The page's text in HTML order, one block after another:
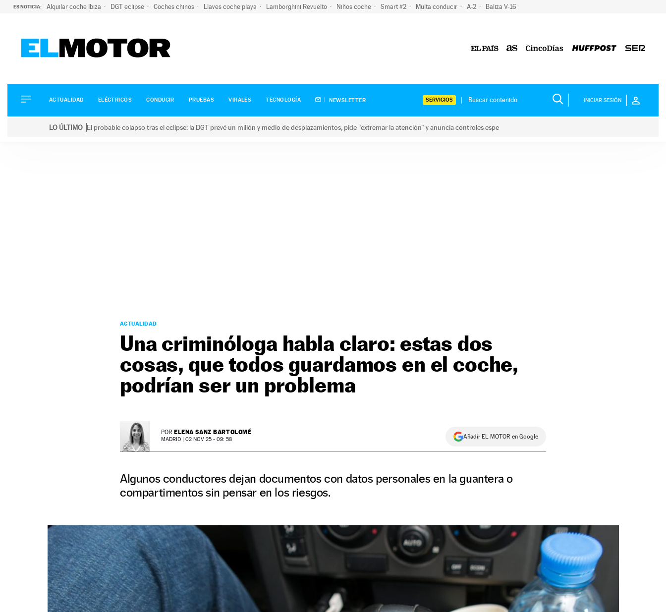
ES NOTICIA: Alquilar coche Ibiza DGT eclipse Coches chinos Llaves coche playa Lamborghini Revuelto Niños coche Smart #2 Multa conducir A-2 Baliza V-16
ELÉCTRICOS
CONDUCIR
ACTUALIDAD ELÉCTRICOS CONDUCIR PRUEBAS VIRALES TECNOLOGÍA NEWSLETTER SERVICIOS INICIAR SESIÓN
LO ÚLTIMO El probable colapso tras el eclipse: la DGT prevé un millón y medio de desplazamientos, pide “extremar la atención” y anuncia controles espe
ACTUALIDAD
Una criminóloga habla claro: estas dos
cosas, que todos guardamos en el coche,
podrían ser un problema
POR ELENA SANZ BARTOLOMÉ
MADRID | 02 NOV 25 - 09: 58 Añadir EL MOTOR en Google
Algunos conductores dejan documentos con datos personales en la guantera o
compartimentos sin pensar en los riesgos.